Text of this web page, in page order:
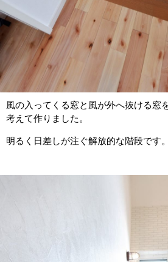
風の入ってくる窓と風が外へ抜ける窓
考えて作りました。
明るく日差しが注ぐ解放的な階段です。